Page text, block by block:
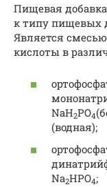
Пищевая
к типу пищевых
Является
кислоты в
NaH2PO4
(водная);
Na2HPO4;